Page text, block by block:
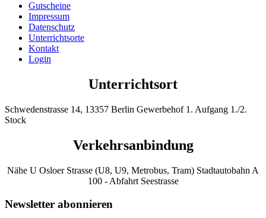
Gutscheine
Impressum
Datenschutz
Unterrichtsorte
Kontakt
Login
Unterrichtsort
Schwedenstrasse 14, 13357 Berlin Gewerbehof 1. Aufgang 1./2.
Stock
Verkehrsanbindung
Nähe U Osloer Strasse (U8, U9, Metrobus, Tram) Stadtautobahn A
100 - Abfahrt Seestrasse
Newsletter abonnieren